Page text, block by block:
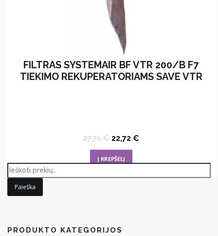
FILTRAS SYSTEMAIR BF VTR 200/B F7
TIEKIMO REKUPERATORIAMS SAVE VTR
27,71€ Original
was:
27,71 €.
22,72 €
22,72 €.
Į KREPŠELĮ
Paieška
PRODUKTO KATEGORIJOS